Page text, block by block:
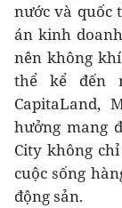
nước và quốc
án kinh
nên không
thể kể đến
CapitaLand,
hưởng mang
City không
cuộc sống
động sản.